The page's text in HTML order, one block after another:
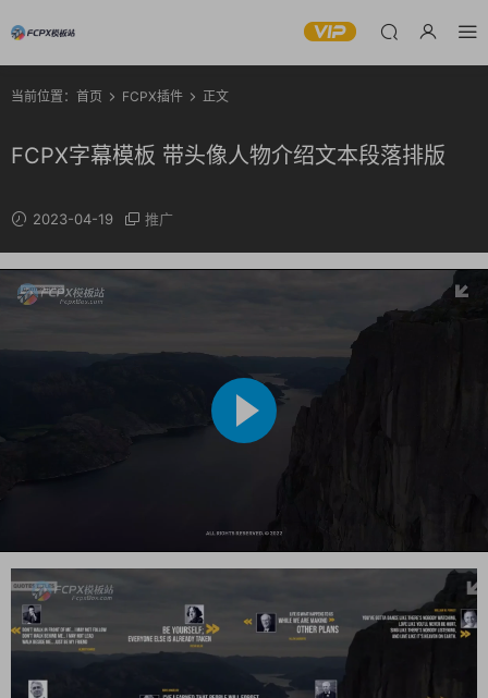
当前位置： 首页 FCPX插件 正文
FCPX字幕模板 带头像人物介绍文本段落排版
2023-04-19 推广